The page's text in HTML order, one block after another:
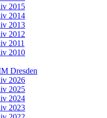
2015
2014
2013
2012
2011
2010
Dresden
2026
2025
2024
2023